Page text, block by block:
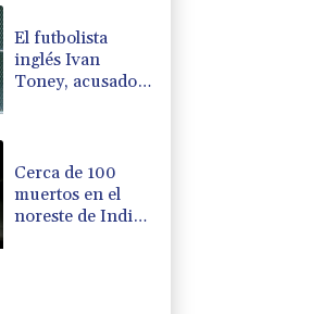
El futbolista
inglés Ivan
Toney, acusado
Cerca de 100
muertos en el
noreste de India